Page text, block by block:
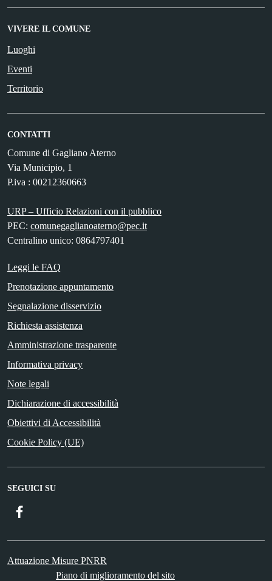
VIVERE IL COMUNE
Luoghi
Eventi
Territorio
CONTATTI
Comune di Gagliano Aterno
Via Municipio, 1
P.iva : 00212360663
URP – Ufficio Relazioni con il pubblico
PEC: comunegaglianoaterno@pec.it
Centralino unico: 0864797401
Leggi le FAQ
Prenotazione appuntamento
Segnalazione disservizio
Richiesta assistenza
Amministrazione trasparente
Informativa privacy
Note legali
Dichiarazione di accessibilità
Obiettivi di Accessibilità
Cookie Policy (UE)
SEGUICI SU
Attuazione Misure PNRR
Piano di miglioramento del sito